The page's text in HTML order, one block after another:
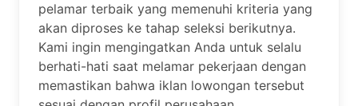
pelamar terbaik yang memenuhi kriteria yang
akan diproses ke tahap seleksi berikutnya.
Kami ingin mengingatkan Anda untuk selalu
berhati-hati saat melamar pekerjaan dengan
memastikan bahwa iklan lowongan tersebut